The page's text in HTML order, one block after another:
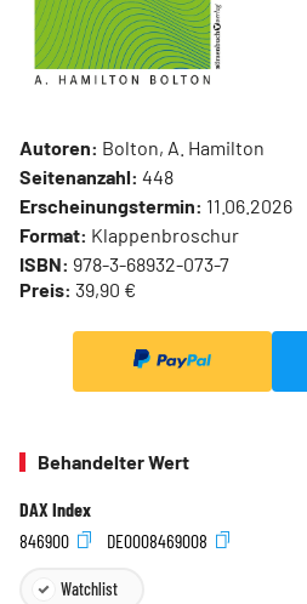
Autoren: Bolton, A. Hamilton
Seitenanzahl: 448
Erscheinungstermin: 11.06.2026
Format: Klappenbroschur
ISBN: 978-3-68932-073-7
Preis: 39,90 €
Behandelter Wert
DAX Index
846900
DE0008469008
Watchlist